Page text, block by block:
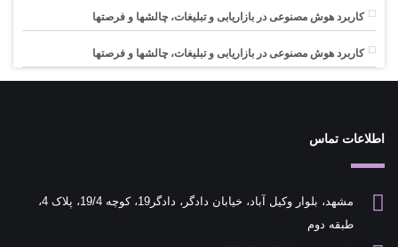
کاربرد هوش مصنوعی در بازاریابی و تبلیغات، چالشها و فرصتها
کاربرد هوش مصنوعی در بازاریابی و تبلیغات، چالشها و فرصتها
اطلاعات تماس
مشهد، بلوار وکیل آباد، خیابان دادگر، دادگر19، کوچه 19/4، پلاک 4،
طبقه دوم